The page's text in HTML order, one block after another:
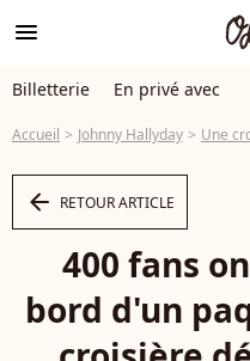
menu
Billetterie En privé avec
Accueil Johnny Hallyday Une croisière pas
arrow_left RETOUR ARTICLE
400 fans
bord d'un